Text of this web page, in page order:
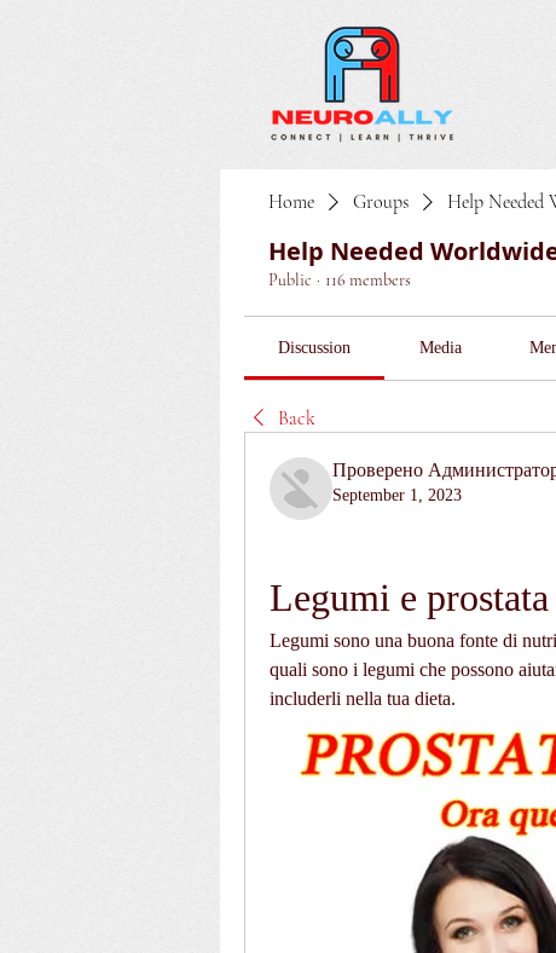
Home Groups Help Needed
Help Needed
Public · 116 members
Discussion Media
Back
Проверено
September 1, 2023
Legumi e prostata
Legumi sono una buona fonte di
quali sono i legumi che possono
includerli nella tua dieta.